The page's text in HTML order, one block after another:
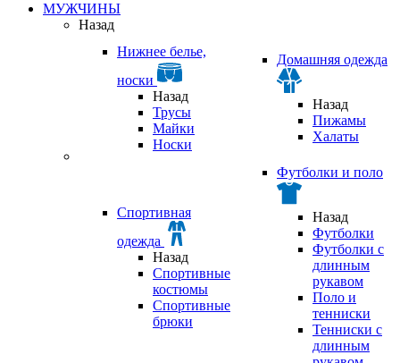
МУЖЧИНЫ
Назад
Нижнее белье,
носки
Назад
Трусы
Майки
Носки
Домашняя одежда
Назад
Пижамы
Халаты
Спортивная
одежда
Назад
Спортивные
костюмы
Спортивные
брюки
Футболки и поло
Назад
Футболки
Футболки с
длинным
рукавом
Поло и
тенниски
Тенниски с
длинным